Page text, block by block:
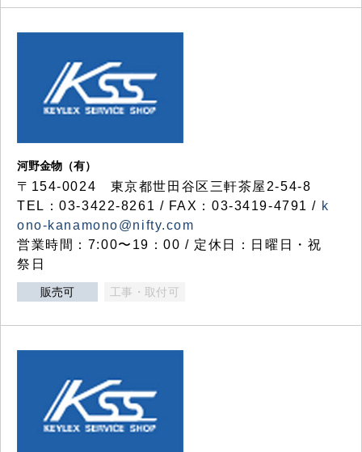
河野金物（有）
〒154-0024 東京都世田谷区三軒茶屋2-54-8
TEL：03-3422-8261 / FAX：03-3419-4791 / k
ono-kanamono@nifty.com
営業時間：7:00〜19：00 / 定休日：日曜日・祝
祭日
販売可 工事・取付可